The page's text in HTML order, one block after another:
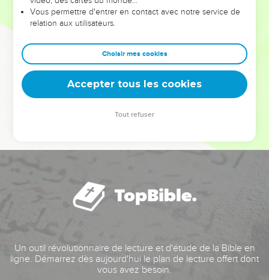
sont elles qui les ont façonnés.
Dans cette conférence, leaders, entrepreneurs, et responsables
clés pour avancer avec plus de sagesse afin que leurs erreurs
deviennent vos tremplins. Que vous guidiez un ministère, une
équipe, un groupe ou une famille, leur expérience est faite
Un outil révolutionnaire de lecture et d'étude de la Bible en
ligne. Démarrez dès aujourd'hui le plan de lecture offert dont
vous avez besoin.
Vous permettre d'entrer en contact avec notre service de
relation aux utilisateurs.
Choisir mes cookies
Accepter tous les cookies
Tout refuser